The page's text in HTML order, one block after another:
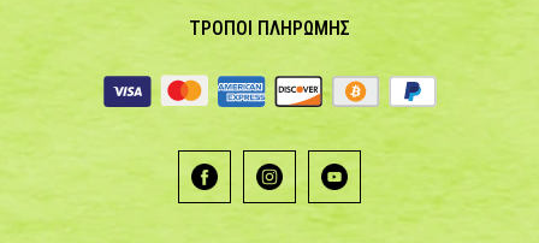
ΤΡΟΠΟΙ ΠΛΗΡΩΜΗΣ